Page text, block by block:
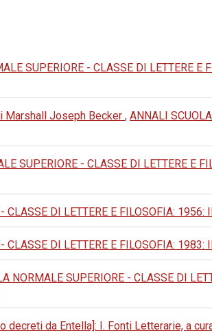
SUPERIORE - CLASSE DI LETTERE
Marshall Joseph Becker , ANNALI
SUPERIORE - CLASSE DI LETTERE E
CLASSE DI LETTERE E FILOSOFIA:
CLASSE DI LETTERE E FILOSOFIA:
NORMALE SUPERIORE - CLASSE DI
da Entella]: I. Fonti Letterarie, a